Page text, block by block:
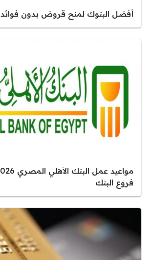
أفضل البنوك لمنح قروض بدون فوائد 2021
فروع البنك